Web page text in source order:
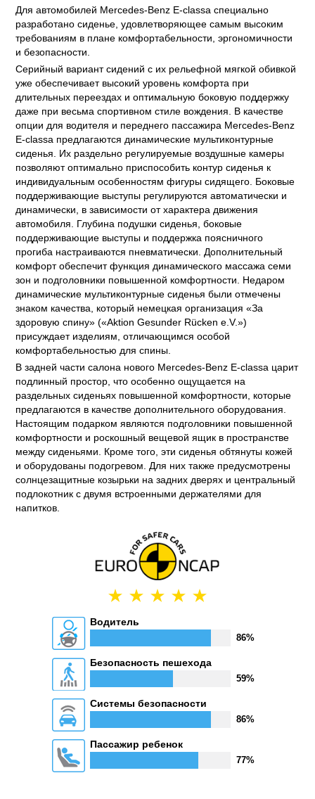
Для автомобилей Mercedes-Benz E-classa специально
разработано сиденье, удовлетворяющее самым высоким
требованиям в плане комфортабельности, эргономичности
и безопасности.
Серийный вариант сидений с их рельефной мягкой обивкой
уже обеспечивает высокий уровень комфорта при
длительных переездах и оптимальную боковую поддержку
даже при весьма спортивном стиле вождения. В качестве
опции для водителя и переднего пассажира Mercedes-Benz
E-classa предлагаются динамические мультиконтурные
сиденья. Их раздельно регулируемые воздушные камеры
позволяют оптимально приспособить контур сиденья к
индивидуальным особенностям фигуры сидящего. Боковые
поддерживающие выступы регулируются автоматически и
динамически, в зависимости от характера движения
автомобиля. Глубина подушки сиденья, боковые
поддерживающие выступы и поддержка поясничного
прогиба настраиваются пневматически. Дополнительный
комфорт обеспечит функция динамического массажа семи
зон и подголовники повышенной комфортности. Недаром
динамические мультиконтурные сиденья были отмечены
знаком качества, который немецкая организация «За
здоровую спину» («Aktion Gesunder Rücken e.V.»)
присуждает изделиям, отличающимся особой
комфортабельностью для спины.
В задней части салона нового Mercedes-Benz E-classa царит
подлинный простор, что особенно ощущается на
раздельных сиденьях повышенной комфортности, которые
предлагаются в качестве дополнительного оборудования.
Настоящим подарком являются подголовники повышенной
комфортности и роскошный вещевой ящик в пространстве
между сиденьями. Кроме того, эти сиденья обтянуты кожей
и оборудованы подогревом. Для них также предусмотрены
солнцезащитные козырьки на задних дверях и центральный
подлокотник с двумя встроенными держателями для
напитков.
Водитель
86%
Безопасность пешехода
59%
Системы безопасности
86%
Пассажир ребенок
77%